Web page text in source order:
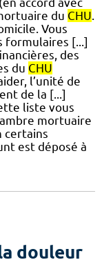
du CHU.
Vous
formulaires [...]
des
du CHU
l’unité de
de la [...]
liste vous
mortuaire
certains
est déposé à
douleur